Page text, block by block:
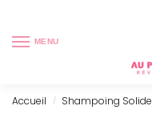
MENU
Accueil / Shampoing Solide